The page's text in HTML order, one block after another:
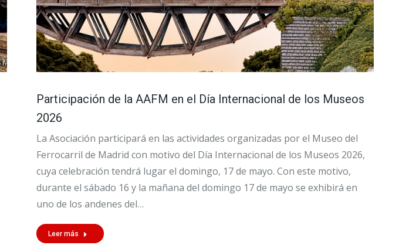
Participación de la AAFM en el Día Internacional de los Museos
2026
La Asociación participará en las actividades organizadas por el Museo del
Ferrocarril de Madrid con motivo del Día Internacional de los Museos 2026,
cuya celebración tendrá lugar el domingo, 17 de mayo. Con este motivo,
durante el sábado 16 y la mañana del domingo 17 de mayo se exhibirá en
uno de los andenes del…
Leer más